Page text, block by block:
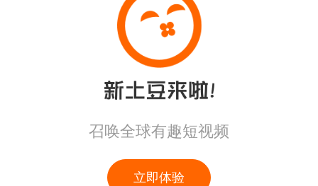
召唤全球有趣短视频
立即体验